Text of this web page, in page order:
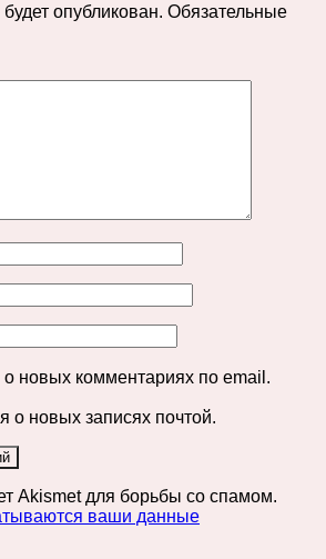
опубликован. Обязательные
новых комментариях по email.
о новых записях почтой.
Akismet для борьбы со спамом.
ваши данные